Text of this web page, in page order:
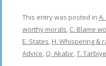
This entry was posted in
worthy morals, C. Blame
E. States, H. Whispering &
Advice, Q. Akabir,T.